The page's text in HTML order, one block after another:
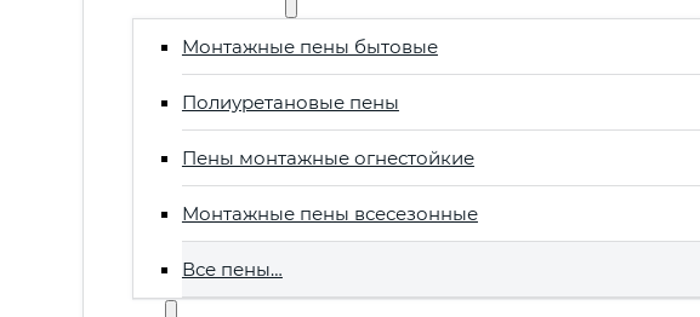
Монтажные пены бытовые
Полиуретановые пены
Пены монтажные огнестойкие
Монтажные пены всесезонные
Все пены…